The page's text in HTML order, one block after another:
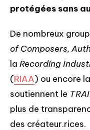
protégées sans
De nombreux
of Composers,
la Recording
(RIAA) ou encore la
soutiennent le
plus de
des créateur.rices.